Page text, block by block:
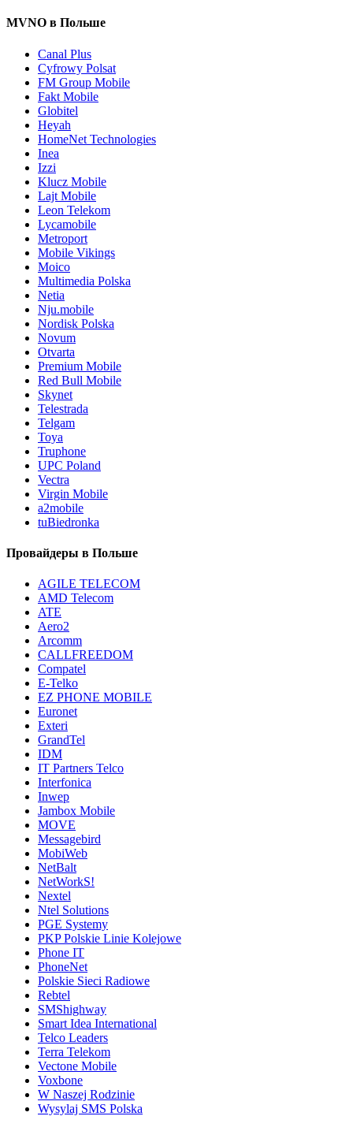
MVNO в Польше
Canal Plus
Cyfrowy Polsat
FM Group Mobile
Fakt Mobile
Globitel
Heyah
HomeNet Technologies
Inea
Izzi
Klucz Mobile
Lajt Mobile
Leon Telekom
Lycamobile
Metroport
Mobile Vikings
Moico
Multimedia Polska
Netia
Nju.mobile
Nordisk Polska
Novum
Otvarta
Premium Mobile
Red Bull Mobile
Skynet
Telestrada
Telgam
Toya
Truphone
UPC Poland
Vectra
Virgin Mobile
a2mobile
tuBiedronka
Провайдеры в Польше
AGILE TELECOM
AMD Telecom
ATE
Aero2
Arcomm
CALLFREEDOM
Compatel
E-Telko
EZ PHONE MOBILE
Euronet
Exteri
GrandTel
IDM
IT Partners Telco
Interfonica
Inwep
Jambox Mobile
MOVE
Messagebird
MobiWeb
NetBalt
NetWorkS!
Nextel
Ntel Solutions
PGE Systemy
PKP Polskie Linie Kolejowe
Phone IT
PhoneNet
Polskie Sieci Radiowe
Rebtel
SMShighway
Smart Idea International
Telco Leaders
Terra Telekom
Vectone Mobile
Voxbone
W Naszej Rodzinie
Wysylaj SMS Polska